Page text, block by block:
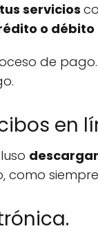
servicios
o débito
de
en
como